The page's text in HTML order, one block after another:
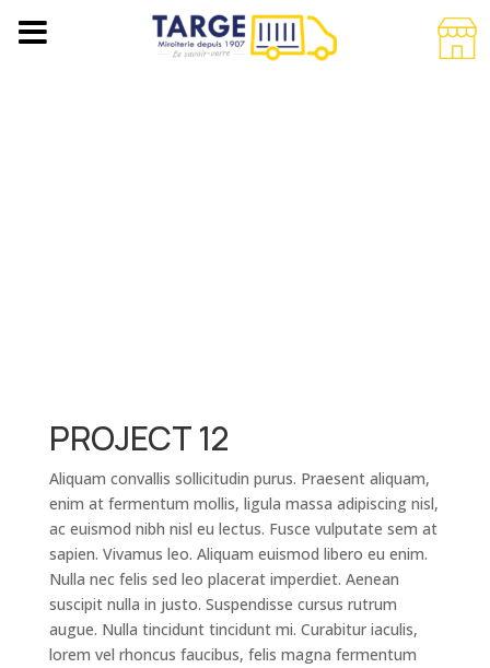
PROJECT 12
Aliquam convallis sollicitudin purus. Praesent aliquam,
enim at fermentum mollis, ligula massa adipiscing nisl,
ac euismod nibh nisl eu lectus. Fusce vulputate sem at
sapien. Vivamus leo. Aliquam euismod libero eu enim.
Nulla nec felis sed leo placerat imperdiet. Aenean
suscipit nulla in justo. Suspendisse cursus rutrum
augue. Nulla tincidunt tincidunt mi. Curabitur iaculis,
lorem vel rhoncus faucibus, felis magna fermentum